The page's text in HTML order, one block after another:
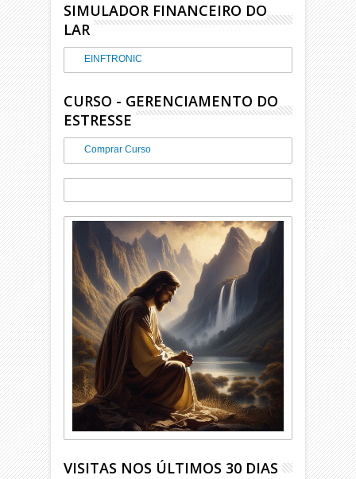
SIMULADOR FINANCEIRO DO
LAR
EINFTRONIC
CURSO - GERENCIAMENTO DO
ESTRESSE
Comprar Curso
VISITAS NOS ÚLTIMOS 30 DIAS